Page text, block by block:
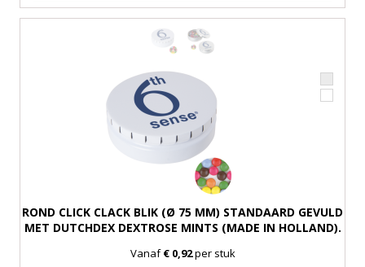
ROND CLICK CLACK BLIK (Ø 75 MM) STANDAARD GEVULD
MET DUTCHDEX DEXTROSE MINTS (MADE IN HOLLAND).
EUROPA.
Vanaf€ 0,92per stuk